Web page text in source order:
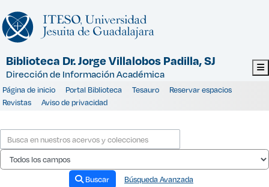
Biblioteca Dr. Jorge Villalobos Padilla, SJ
Dirección de Información Académica
Página de inicio Portal Biblioteca Tesauro
Reservar espacios
Revistas
Aviso de privacidad
Buscar Búsqueda Avanzada